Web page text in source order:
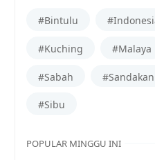
#Bintulu
#Kuching #Malaya
#Sabah #Sandakan
#Sibu
POPULAR MINGGU INI